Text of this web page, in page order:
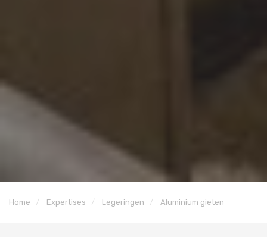
Home Expertises Legeringen Aluminium gieten